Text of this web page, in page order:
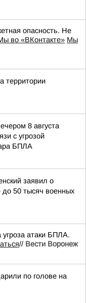
опасность. Не
во «ВКонтакте» Мы
территории
8 августа
с угрозой
БПЛА
заявил о
до 50 тысяч военных
атаки БПЛА.
// Вести Воронеж
по голове на